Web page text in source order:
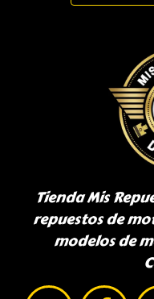
Tienda Mis
repuestos de
modelos de